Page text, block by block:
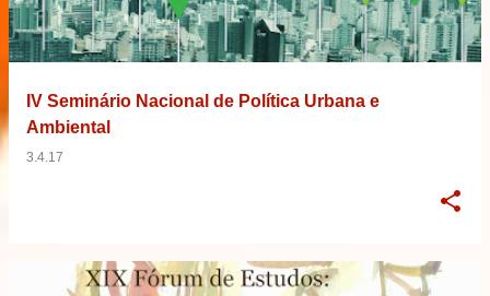
IV Seminário Nacional de Política Urbana e
Ambiental
3.4.17